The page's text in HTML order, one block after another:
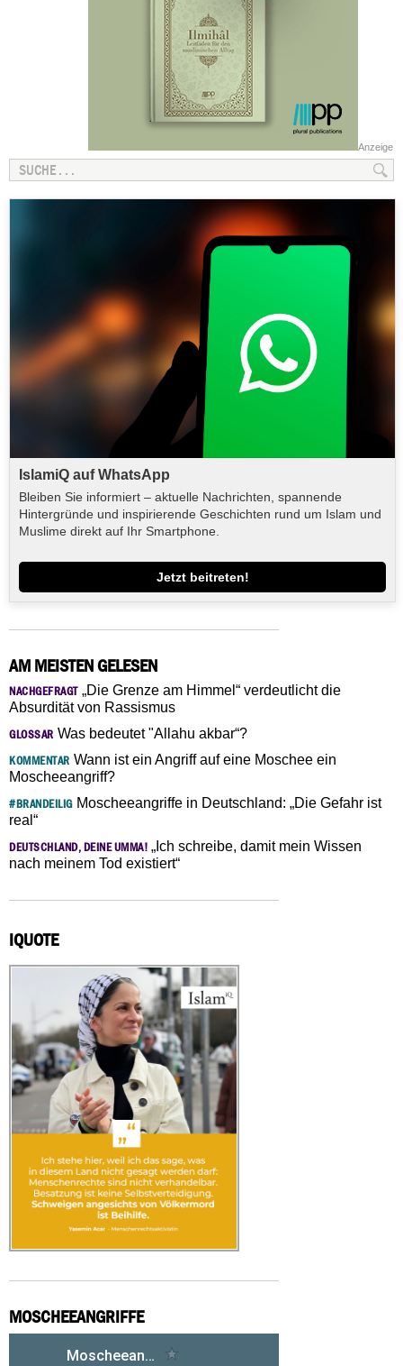
Anzeige
IslamiQ auf WhatsApp
Bleiben Sie informiert – aktuelle Nachrichten, spannende
Hintergründe und inspirierende Geschichten rund um Islam und
Muslime direkt auf Ihr Smartphone.
Jetzt beitreten!
AM MEISTEN GELESEN
NACHGEFRAGT„Die Grenze am Himmel“ verdeutlicht die
Absurdität von Rassismus
GLOSSAR Was bedeutet "Allahu akbar“?
KOMMENTAR Wann ist ein Angriff auf eine Moschee ein
Moscheeangriff?
#BRANDEILIGMoscheeangriffe in Deutschland: „Die Gefahr ist
real“
DEUTSCHLAND, DEINE UMMA! „Ich schreibe, damit mein Wissen
nach meinem Tod existiert“
IQUOTE
MOSCHEEANGRIFFE